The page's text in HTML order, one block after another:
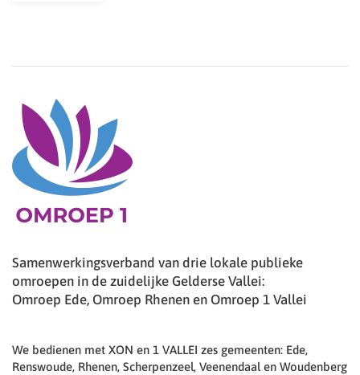
Samenwerkingsverband van drie lokale publieke
omroepen in de zuidelijke Gelderse Vallei:
Omroep Ede, Omroep Rhenen en Omroep 1 Vallei
We bedienen met XON en 1 VALLEI zes gemeenten: Ede,
Renswoude, Rhenen, Scherpenzeel, Veenendaal en Woudenberg